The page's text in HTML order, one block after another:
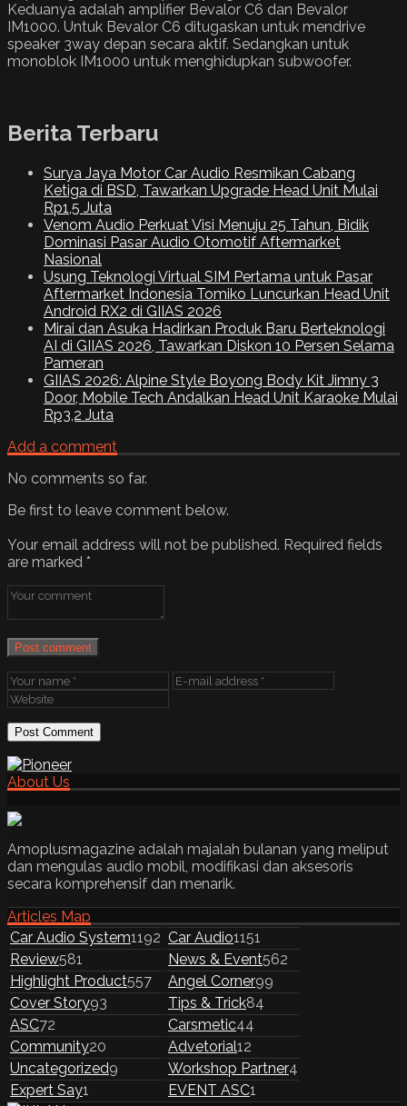
Keduanya adalah amplifier Bevalor C6 dan Bevalor
IM1000. Untuk Bevalor C6 ditugaskan untuk mendrive
speaker 3way depan secara aktif. Sedangkan untuk
monoblok IM1000 untuk menghidupkan subwoofer.
Berita Terbaru
Surya Jaya Motor Car Audio Resmikan Cabang
Ketiga di BSD, Tawarkan Upgrade Head Unit Mulai
Rp1,5 Juta
Venom Audio Perkuat Visi Menuju 25 Tahun, Bidik
Dominasi Pasar Audio Otomotif Aftermarket
Nasional
Usung Teknologi Virtual SIM Pertama untuk Pasar
Aftermarket Indonesia Tomiko Luncurkan Head Unit
Android RX2 di GIIAS 2026
Mirai dan Asuka Hadirkan Produk Baru Berteknologi
AI di GIIAS 2026, Tawarkan Diskon 10 Persen Selama
Pameran
GIIAS 2026: Alpine Style Boyong Body Kit Jimny 3
Door, Mobile Tech Andalkan Head Unit Karaoke Mulai
Rp3,2 Juta
Add a comment
No comments so far.
Be first to leave comment below.
Your email address will not be published. Required fields
are marked *
Post comment
About Us
Amoplusmagazine adalah majalah bulanan yang meliput
dan mengulas audio mobil, modifikasi dan aksesoris
secara komprehensif dan menarik.
Articles Map
Car Audio System1192 Car Audio1151
Review581 News & Event562
Highlight Product557 Angel Corner99
Cover Story93 Tips & Trick84
ASC72 Carsmetic44
Community20 Advetorial12
Uncategorized9 Workshop Partner4
Expert Say1 EVENT ASC1